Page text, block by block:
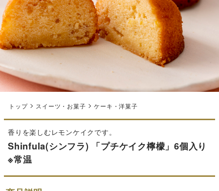
トップ スイーツ・お菓子 ケーキ・洋菓子
香りを楽しむレモンケイクです。
Shinfula(シンフラ) 「プチケイク檸檬」6個入り
※常温